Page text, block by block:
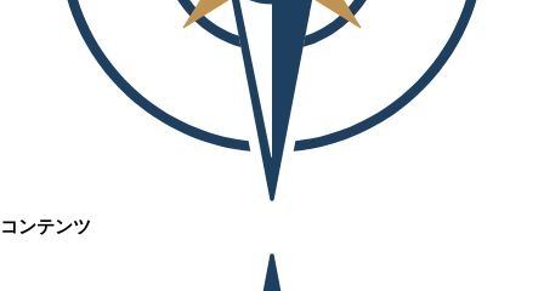
コンテンツ